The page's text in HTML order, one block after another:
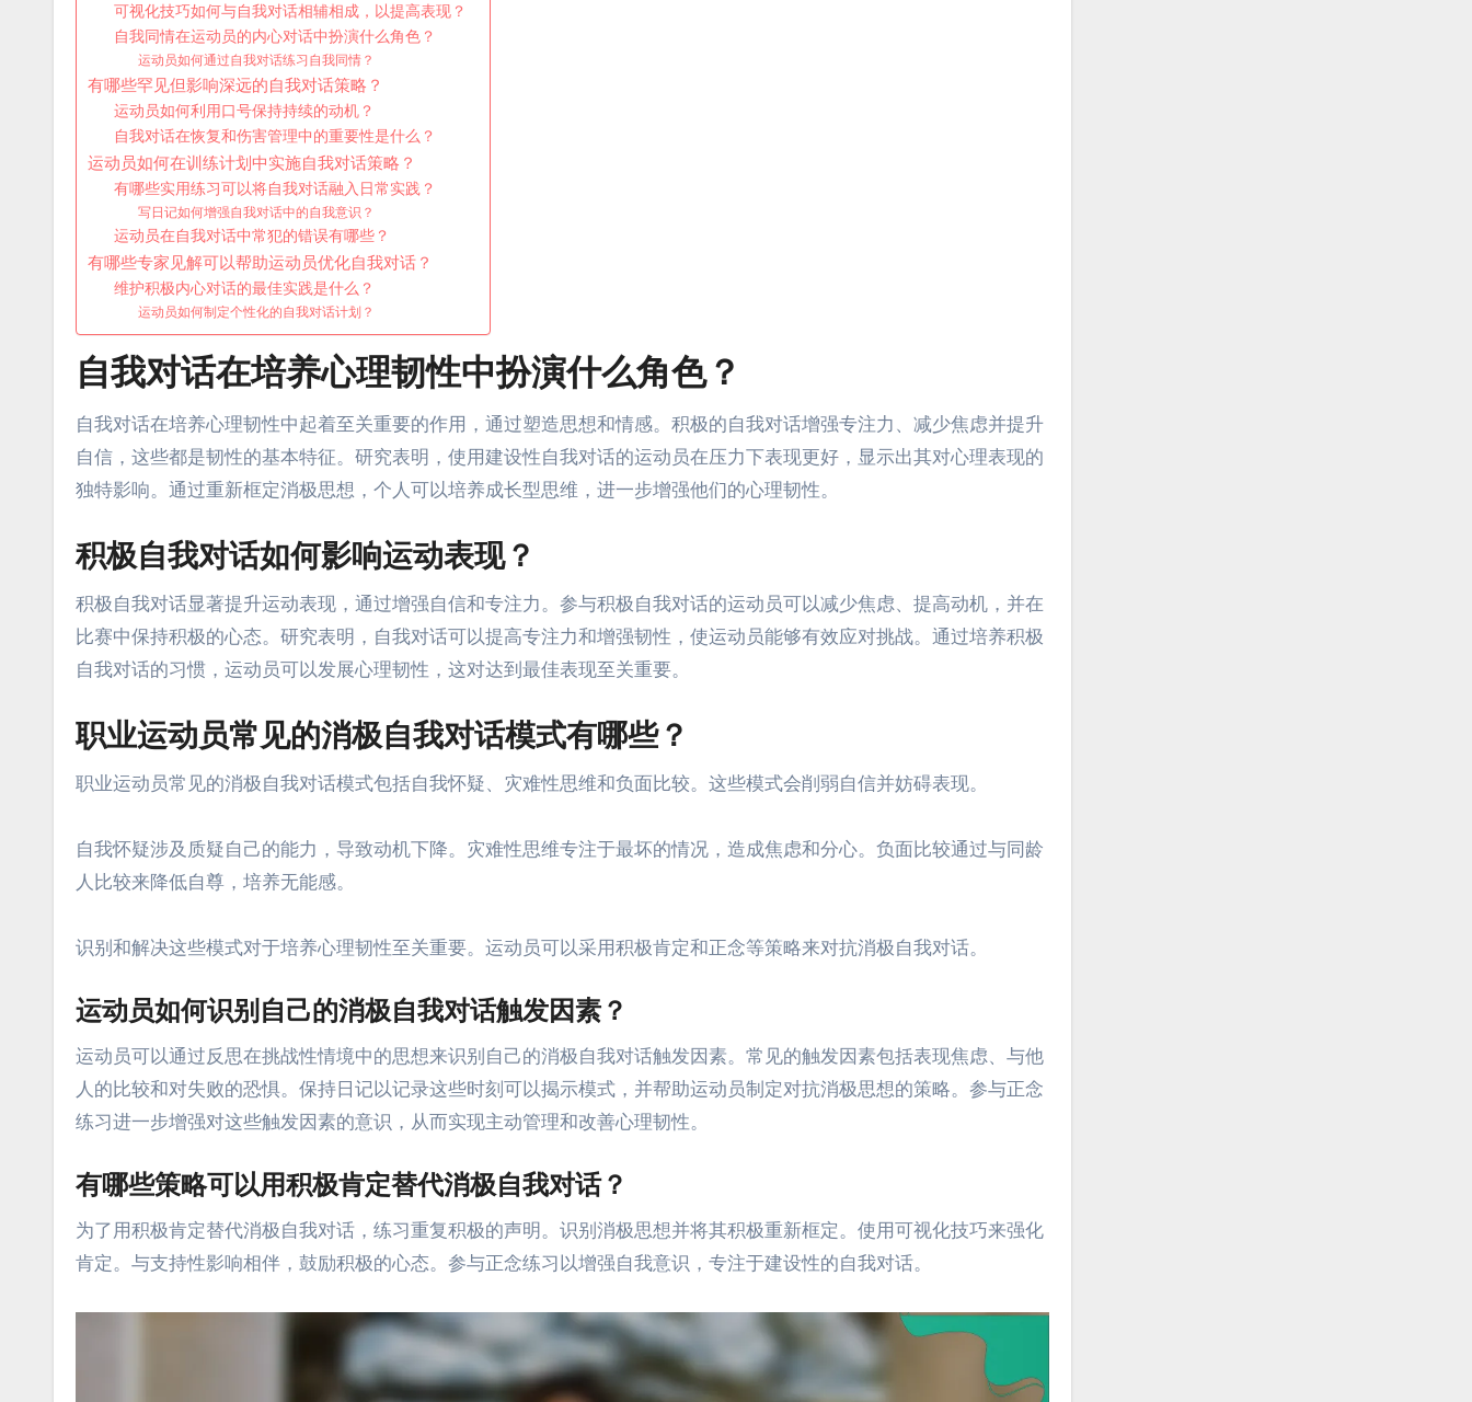
可视化技巧如何与自我对话相辅相成，以提高表现？
自我同情在运动员的内心对话中扮演什么角色？
运动员如何通过自我对话练习自我同情？
有哪些罕见但影响深远的自我对话策略？
运动员如何利用口号保持持续的动机？
自我对话在恢复和伤害管理中的重要性是什么？
运动员如何在训练计划中实施自我对话策略？
有哪些实用练习可以将自我对话融入日常实践？
写日记如何增强自我对话中的自我意识？
运动员在自我对话中常犯的错误有哪些？
有哪些专家见解可以帮助运动员优化自我对话？
维护积极内心对话的最佳实践是什么？
运动员如何制定个性化的自我对话计划？
自我对话在培养心理韧性中扮演什么角色？
自我对话在培养心理韧性中起着至关重要的作用，通过塑造思想和情感。积极的自我对话增强专注力、减少焦虑并提升
自信，这些都是韧性的基本特征。研究表明，使用建设性自我对话的运动员在压力下表现更好，显示出其对心理表现的
独特影响。通过重新框定消极思想，个人可以培养成长型思维，进一步增强他们的心理韧性。
积极自我对话如何影响运动表现？
积极自我对话显著提升运动表现，通过增强自信和专注力。参与积极自我对话的运动员可以减少焦虑、提高动机，并在
比赛中保持积极的心态。研究表明，自我对话可以提高专注力和增强韧性，使运动员能够有效应对挑战。通过培养积极
自我对话的习惯，运动员可以发展心理韧性，这对达到最佳表现至关重要。
职业运动员常见的消极自我对话模式有哪些？
职业运动员常见的消极自我对话模式包括自我怀疑、灾难性思维和负面比较。这些模式会削弱自信并妨碍表现。
自我怀疑涉及质疑自己的能力，导致动机下降。灾难性思维专注于最坏的情况，造成焦虑和分心。负面比较通过与同龄
人比较来降低自尊，培养无能感。
识别和解决这些模式对于培养心理韧性至关重要。运动员可以采用积极肯定和正念等策略来对抗消极自我对话。
运动员如何识别自己的消极自我对话触发因素？
运动员可以通过反思在挑战性情境中的思想来识别自己的消极自我对话触发因素。常见的触发因素包括表现焦虑、与他
人的比较和对失败的恐惧。保持日记以记录这些时刻可以揭示模式，并帮助运动员制定对抗消极思想的策略。参与正念
练习进一步增强对这些触发因素的意识，从而实现主动管理和改善心理韧性。
有哪些策略可以用积极肯定替代消极自我对话？
为了用积极肯定替代消极自我对话，练习重复积极的声明。识别消极思想并将其积极重新框定。使用可视化技巧来强化
肯定。与支持性影响相伴，鼓励积极的心态。参与正念练习以增强自我意识，专注于建设性的自我对话。